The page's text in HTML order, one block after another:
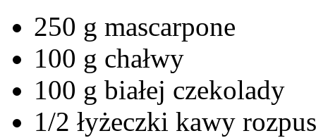
250 g mascarpone
100 g chałwy
100 g białej czekolady
1/2 łyżeczki kawy